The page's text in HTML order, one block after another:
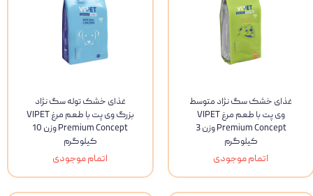
غذای خشک سگ نژاد متوسط
وی پت با طعم مرغ VIPET
Premium Concept وزن 3
کیلوگرم
اتمام موجودی
غذای خشک توله سگ‌ نژاد
بزرگ وی پت با طعم مرغ VIPET
Premium Concept وزن 10
کیلوگرم
اتمام موجودی